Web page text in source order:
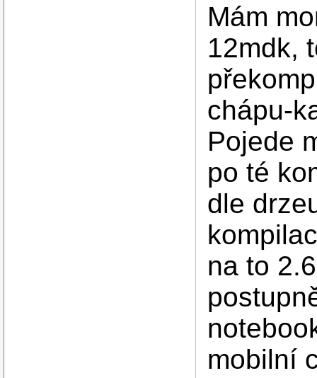
Mám
12mdk,
chápu-
Pojede
po té
dle
na to
mobilní